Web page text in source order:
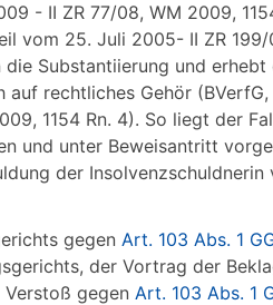
- II ZR 77/08, WM 2009,
vom 25. Juli 2005- II ZR
Substantiierung und
rechtliches Gehör
1154 Rn. 4). So liegt der
und unter Beweisantritt
der Insolvenzschuldnerin
gegen Art. 103 Abs. 1
der Vortrag der
gegen Art. 103 Abs. 1